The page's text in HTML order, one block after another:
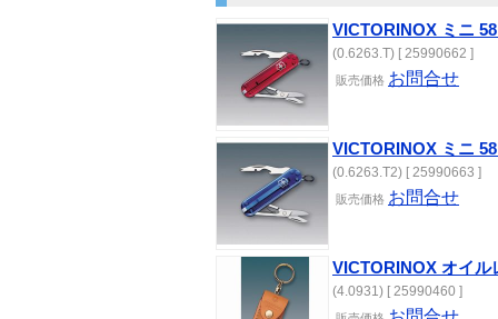
VICTORINOX ミニ
(0.6263.T) [ 25990662 ]
販売価格 お問合せ
VICTORINOX ミニ
(0.6263.T2) [ 25990663 ]
販売価格 お問合せ
VICTORINOX オイ
(4.0931) [ 25990460 ]